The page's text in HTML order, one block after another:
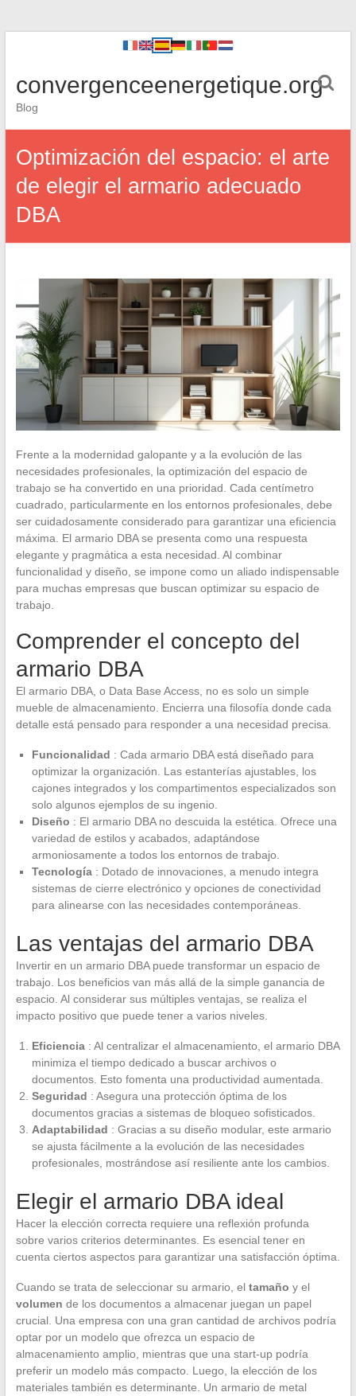
convergenceenergetique.org
Blog
Optimización del espacio: el arte
de elegir el armario adecuado
DBA
Frente a la modernidad galopante y a la evolución de las
necesidades profesionales, la optimización del espacio de
trabajo se ha convertido en una prioridad. Cada centímetro
cuadrado, particularmente en los entornos profesionales, debe
ser cuidadosamente considerado para garantizar una eficiencia
máxima. El armario DBA se presenta como una respuesta
elegante y pragmática a esta necesidad. Al combinar
funcionalidad y diseño, se impone como un aliado indispensable
para muchas empresas que buscan optimizar su espacio de
trabajo.
Comprender el concepto del
armario DBA
El armario DBA, o Data Base Access, no es solo un simple
mueble de almacenamiento. Encierra una filosofía donde cada
detalle está pensado para responder a una necesidad precisa.
Funcionalidad : Cada armario DBA está diseñado para
optimizar la organización. Las estanterías ajustables, los
cajones integrados y los compartimentos especializados son
solo algunos ejemplos de su ingenio.
Diseño : El armario DBA no descuida la estética. Ofrece una
variedad de estilos y acabados, adaptándose
armoniosamente a todos los entornos de trabajo.
Tecnología : Dotado de innovaciones, a menudo integra
sistemas de cierre electrónico y opciones de conectividad
para alinearse con las necesidades contemporáneas.
Las ventajas del armario DBA
Invertir en un armario DBA puede transformar un espacio de
trabajo. Los beneficios van más allá de la simple ganancia de
espacio. Al considerar sus múltiples ventajas, se realiza el
impacto positivo que puede tener a varios niveles.
Eficiencia : Al centralizar el almacenamiento, el armario DBA
minimiza el tiempo dedicado a buscar archivos o
documentos. Esto fomenta una productividad aumentada.
Seguridad : Asegura una protección óptima de los
documentos gracias a sistemas de bloqueo sofisticados.
Adaptabilidad : Gracias a su diseño modular, este armario
se ajusta fácilmente a la evolución de las necesidades
profesionales, mostrándose así resiliente ante los cambios.
Elegir el armario DBA ideal
Hacer la elección correcta requiere una reflexión profunda
sobre varios criterios determinantes. Es esencial tener en
cuenta ciertos aspectos para garantizar una satisfacción óptima.
Cuando se trata de seleccionar su armario, el tamaño y el
volumen de los documentos a almacenar juegan un papel
crucial. Una empresa con una gran cantidad de archivos podría
optar por un modelo que ofrezca un espacio de
almacenamiento amplio, mientras que una start-up podría
preferir un modelo más compacto. Luego, la elección de los
materiales también es determinante. Un armario de metal